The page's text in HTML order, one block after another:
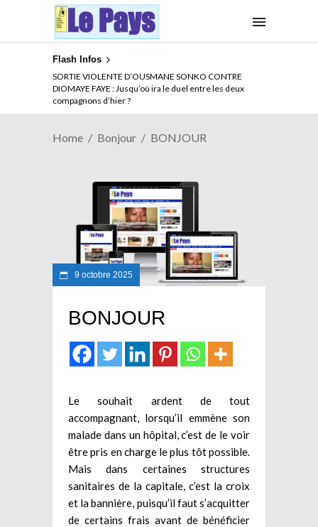
Flash Infos
SORTIE VIOLENTE D’OUSMANE SONKO CONTRE
DIOMAYE FAYE : Jusqu’où ira le duel entre les deux
compagnons d’hier ?
Home Bonjour BONJOUR
9 octobre 2025
BONJOUR
Le souhait ardent de tout
accompagnant, lorsqu’il emmène son
malade dans un hôpital, c’est de le voir
être pris en charge le plus tôt possible.
Mais dans certaines structures
sanitaires de la capitale, c’est la croix
et la bannière, puisqu’il faut s’acquitter
de certains frais avant de bénéficier